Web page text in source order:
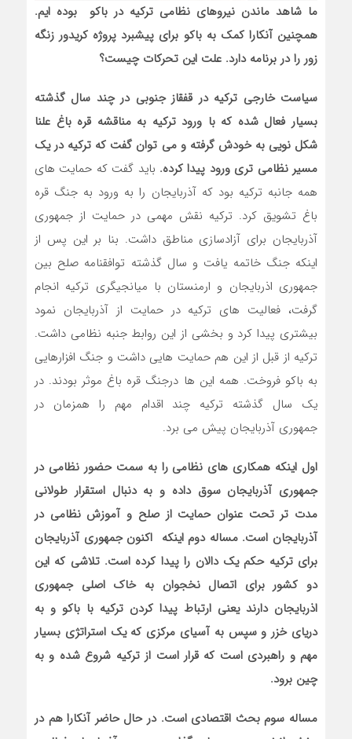
ما شاهد ماندن نیروهای نظامی ترکیه در باکو بوده ایم.
همچنین آنکارا کمک به باکو برای پیشبرد پروژه کریدور زنگه
زور را در برنامه دارد. علت این تحرکات چیست؟
سیاست خارجی ترکیه در قفقاز جنوبی در چند سال گذشته
بسیار فعال شده که با ورود ترکیه به مناقشه قره باغ علنا
شکل نویی به خودش گرفته و می توان گفت که ترکیه در یک
مسیر نظامی تری ورود پیدا کرده. باید گفت که حمایت های
همه جانبه ترکیه بود که آذربایجان را به ورود به جنگ قره
باغ تشویق کرد. ترکیه نقش مهمی در حمایت از جمهوری
آذربایجان برای آزادسازی مناطق داشت. بنا بر این پس از
اینکه جنگ خاتمه یافت و سال گذشته توافقنامه صلح بین
جمهوری اذربایجان و ارمنستان با میانجیگری ترکیه انجام
گرفت، فعالیت های ترکیه در حمایت از آذربایجان نمود
بیشتری پیدا کرد و بخشی از این روابط جنبه نظامی داشت.
ترکیه از قبل از این هم حمایت هایی داشت و جنگ افزارهایی
به باکو فروخت. همه این ها درجنگ قره باغ موثر بودند. در
یک سال گذشته ترکیه چند اقدام مهم را همزمان در
جمهوری آذربایجان پیش می برد.
اول اینکه همکاری های نظامی را به سمت حضور نظامی در
جمهوری آذربایجان سوق داده و به دنبال استقرار طولانی
مدت تر تحت عنوان حمایت از صلح و آموزش نظامی در
آذربایجان است. مساله دوم اینکه اکنون جمهوری آذربایجان
برای ترکیه حکم یک دالان را پیدا کرده است. تلاشی که این
دو کشور برای اتصال نخجوان به خاک اصلی جمهوری
اذربایجان دارند یعنی ارتباط پیدا کردن ترکیه با باکو و به
دریای خزر و سپس به آسیای مرکزی که یک استراتژی بسیار
مهم و راهبردی است که قرار است از ترکیه شروع شده و به
چین برود.
مساله سوم بحث اقتصادی است. در حال حاضر آنکارا هم در